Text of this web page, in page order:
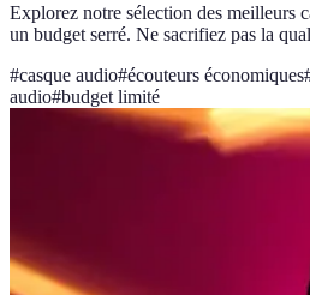
Explorez notre sélection des meilleurs
un budget serré. Ne sacrifiez pas la
#casque audio#écouteurs économiques
audio#budget limité